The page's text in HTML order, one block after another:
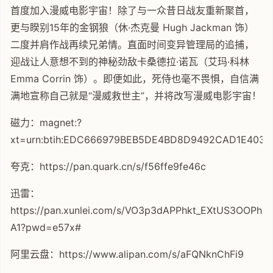
首度加入漫威电影宇宙！除了与一众昔日战友重新聚首，
更与睽别15年的金钢狼（休·杰克曼 Hugh Jackman 饰）
二度并肩作战再续兄弟情。直面时间变异管理局的追捕，
迎战让人意想不到的神秘劲敌卡桑德拉·诺瓦（艾玛·科林
Emma Corrin 饰）。即便如此，死侍也毫不畏惧，自信满
满地宣称自己就是“漫威救世主”，并将改写漫威电影宇宙！
磁力：magnet:?
夸克：https://pan.quark.cn/s/f56ffe9fe46c
迅雷：
https://pan.xunlei.com/s/VO3p3dAPPhkt_EXtUS3OOPh-
A1?pwd=e57x#
阿里云盘：https://www.alipan.com/s/aFQNknChFi9